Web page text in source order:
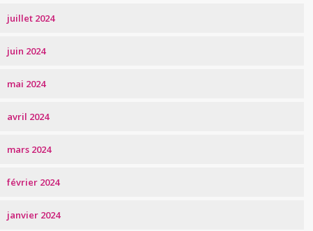
juillet 2024
juin 2024
mai 2024
avril 2024
mars 2024
février 2024
janvier 2024